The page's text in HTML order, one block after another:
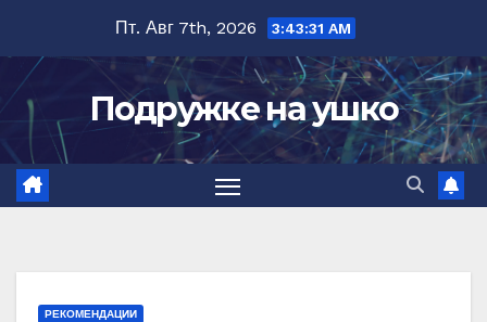
содержимому
Пт. Авг 7th, 2026 3:43:32 AM
Подружке на ушко
РЕКОМЕНДАЦИИ